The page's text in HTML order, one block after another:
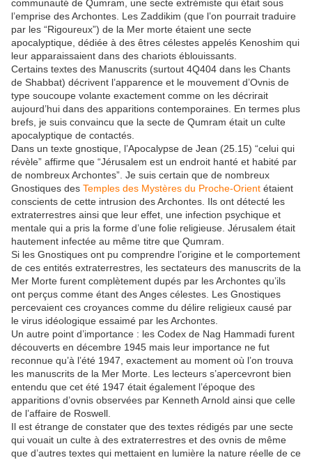
communauté de Qumram, une secte extrémiste qui était sous
l’emprise des Archontes. Les Zaddikim (que l’on pourrait traduire
par les “Rigoureux”) de la Mer morte étaient une secte
apocalyptique, dédiée à des êtres célestes appelés Kenoshim qui
leur apparaissaient dans des chariots éblouissants.
Certains textes des Manuscrits (surtout 4Q404 dans les Chants
de Shabbat) décrivent l’apparence et le mouvement d’Ovnis de
type soucoupe volante exactement comme on les décrirait
aujourd’hui dans des apparitions contemporaines. En termes plus
brefs, je suis convaincu que la secte de Qumram était un culte
apocalyptique de contactés.
Dans un texte gnostique, l’Apocalypse de Jean (25.15) “celui qui
révèle” affirme que “Jérusalem est un endroit hanté et habité par
de nombreux Archontes”. Je suis certain que de nombreux
Gnostiques des Temples des Mystères du Proche-Orient étaient
conscients de cette intrusion des Archontes. Ils ont détecté les
extraterrestres ainsi que leur effet, une infection psychique et
mentale qui a pris la forme d’une folie religieuse. Jérusalem était
hautement infectée au même titre que Qumram.
Si les Gnostiques ont pu comprendre l’origine et le comportement
de ces entités extraterrestres, les sectateurs des manuscrits de la
Mer Morte furent complètement dupés par les Archontes qu’ils
ont perçus comme étant des Anges célestes. Les Gnostiques
percevaient ces croyances comme du délire religieux causé par
le virus idéologique essaimé par les Archontes.
Un autre point d’importance : les Codex de Nag Hammadi furent
découverts en décembre 1945 mais leur importance ne fut
reconnue qu’à l’été 1947, exactement au moment où l’on trouva
les manuscrits de la Mer Morte. Les lecteurs s’apercevront bien
entendu que cet été 1947 était également l’époque des
apparitions d’ovnis observées par Kenneth Arnold ainsi que celle
de l’affaire de Roswell.
Il est étrange de constater que des textes rédigés par une secte
qui vouait un culte à des extraterrestres et des ovnis de même
que d’autres textes qui mettaient en lumière la nature réelle de ce